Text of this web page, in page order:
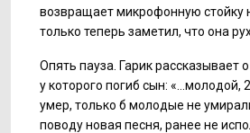
возвращает микрофонную стойку
только теперь заметил, что она
Опять пауза. Гарик рассказывает
у которого погиб сын: «...молодой,
умер, только б молодые не
поводу новая песня, ранее не